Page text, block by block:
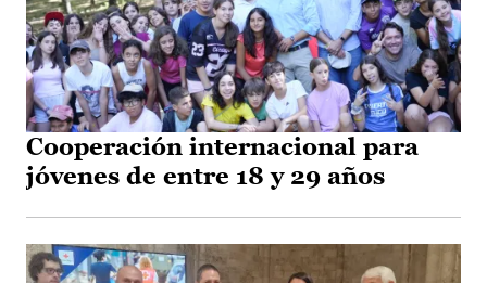
Cooperación internacional para
jóvenes de entre 18 y 29 años